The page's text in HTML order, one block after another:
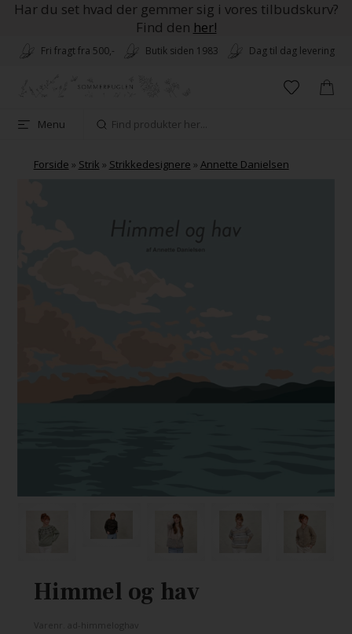
Har du set hvad der gemmer sig i vores tilbudskurv?
Find den her!
Fri fragt fra 500,- Butik siden 1983 Dag til dag levering
Menu
Forside » Strik » Strikkedesignere » Annette Danielsen
Himmel og hav
ad-himmeloghav